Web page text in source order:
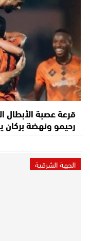
قرعة عصبة الأبطال
رحيمو ونهضة بركان
الجهة الشرقية